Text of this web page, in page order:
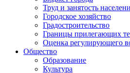
Труд и занятость
Городское хозяйство
Градостроительство
Границы прилегающих
Оценка регулирующего
Общество
Образование
Культура